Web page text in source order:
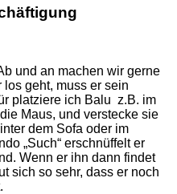
und an machen wir gerne
geht, muss er sein
platziere ich Balu z.B. im
Maus, und verstecke sie
dem Sofa oder im
„Such“ erschnüffelt er
Wenn er ihn dann findet
sich so sehr, dass er noch